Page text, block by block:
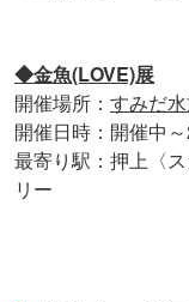
◆金魚(LOVE)展
開催場所： すみだ
開催日時：開催中
最寄り駅：押上〈
リー